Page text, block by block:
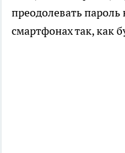
преодолевать
смартфонах так, как